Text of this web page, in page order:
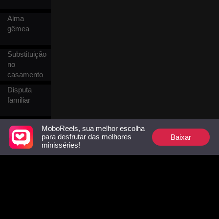
Alma
gêmea
Substituição
no
casamento
Disputa
familiar
Vida
escolar
MoboReels, sua melhor escolha
para desfrutar das melhores
minisséries!
Baixar